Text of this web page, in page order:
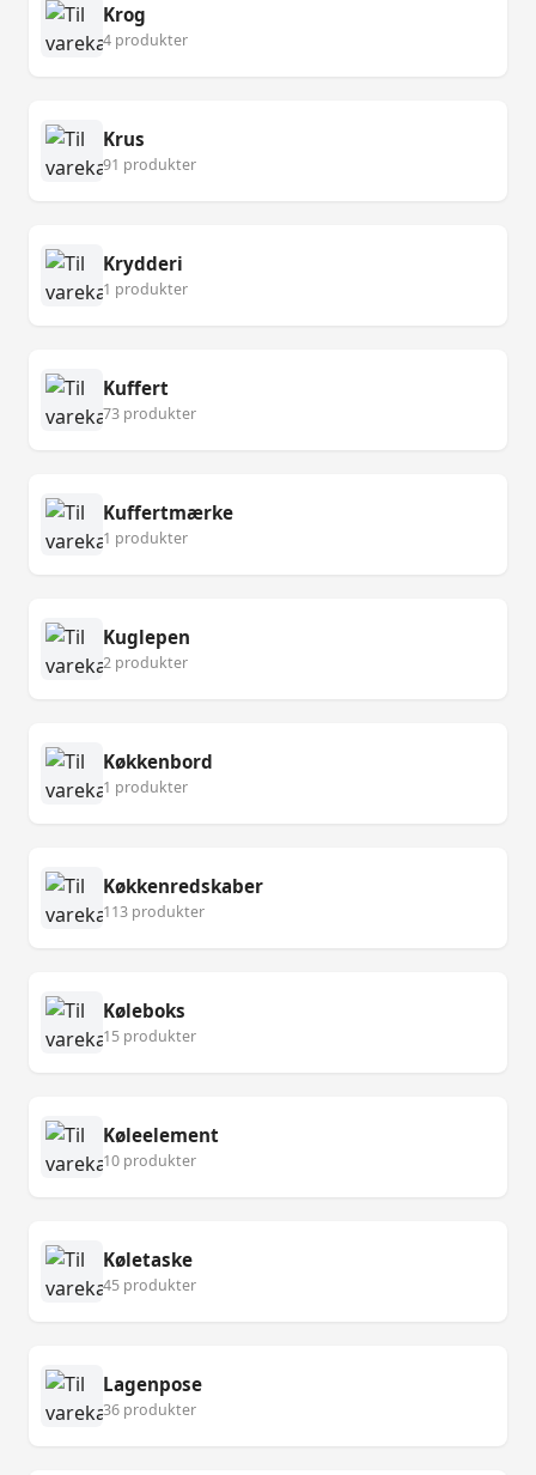
Krog
4 produkter
Krus
91 produkter
Krydderi
1 produkter
Kuffert
73 produkter
Kuffertmærke
1 produkter
Kuglepen
2 produkter
Køkkenbord
1 produkter
Køkkenredskaber
113 produkter
Køleboks
15 produkter
Køleelement
10 produkter
Køletaske
45 produkter
Lagenpose
36 produkter